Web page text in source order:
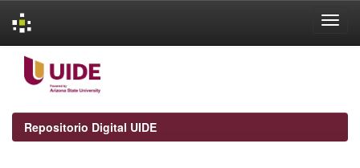
navigation
Repositorio Digital UIDE